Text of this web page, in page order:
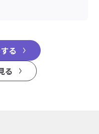
る
る